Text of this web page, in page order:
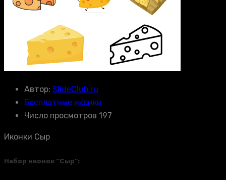
Автор: SlideClub.ru
Бесплатные иконки
Число просмотров 197
Иконки Сыр
Набор иконок “Сыр”: